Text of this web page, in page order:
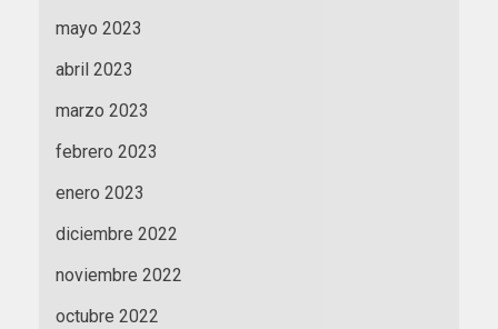
mayo 2023
abril 2023
marzo 2023
febrero 2023
enero 2023
diciembre 2022
noviembre 2022
octubre 2022